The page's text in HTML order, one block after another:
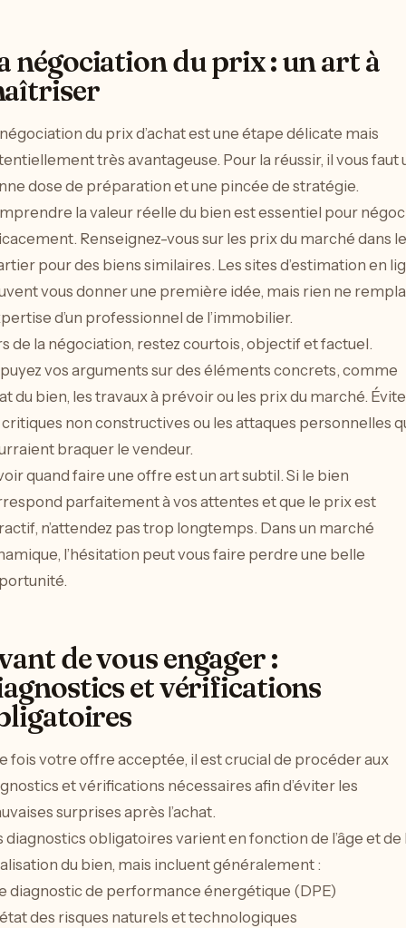
négociation du prix : un art à
du prix d’achat est une étape délicate mais
très avantageuse. Pour la réussir, il vous faut
dose de préparation et une pincée de stratégie.
la valeur réelle du bien est essentiel pour
Renseignez-vous sur les prix du marché dans le
pour des biens similaires. Les sites d’estimation en
vous donner une première idée, mais rien ne
d’un professionnel de l’immobilier.
de la négociation, restez courtois, objectif et factuel.
vos arguments sur des éléments concrets, comme
du bien, les travaux à prévoir ou les prix du marché.
non constructives ou les attaques personnelles
braquer le vendeur.
quand faire une offre est un art subtil. Si le bien
parfaitement à vos attentes et que le prix est
n’attendez pas trop longtemps. Dans un marché
l’hésitation peut vous faire perdre une belle
de vous engager :
et vérifications
fois votre offre acceptée, il est crucial de procéder aux
et vérifications nécessaires afin d’éviter les
surprises après l’achat.
diagnostics obligatoires varient en fonction de l’âge et de
du bien, mais incluent généralement :
diagnostic de performance énergétique (DPE)
des risques naturels et technologiques